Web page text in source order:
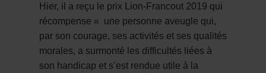
Hier, il a reçu le prix Lion-Francout 2019 qui
récompense « une personne aveugle qui,
par son courage, ses activités et ses qualités
morales, a surmonté les difficultés liées à
son handicap et s’est rendue utile à la